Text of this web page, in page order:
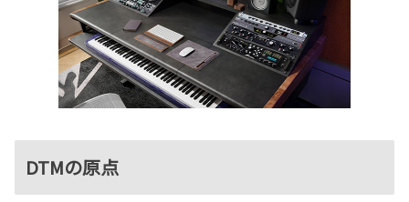
DTMの原点